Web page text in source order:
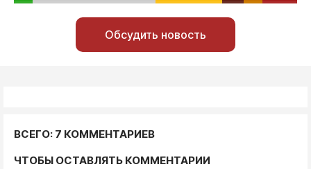
Обсудить новость
ВСЕГО: 7 КОММЕНТАРИЕВ
ЧТОБЫ ОСТАВЛЯТЬ КОММЕНТАРИИ